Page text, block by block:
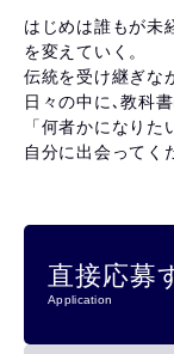
はじめは誰もが未
を変えていく。
伝統を受け継ぎな
日々の中に､教科
「何者かになり
自分に出会ってく
直接応募
Application